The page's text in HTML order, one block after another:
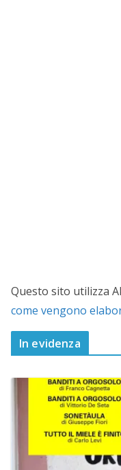
Questo sito utilizza
come vengono
In evidenza